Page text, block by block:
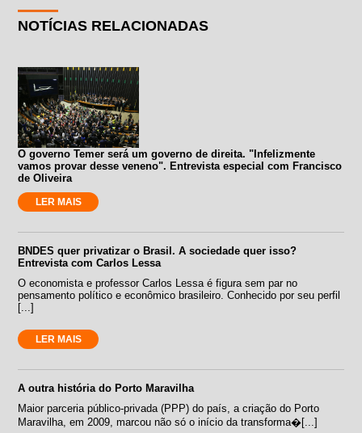
NOTÍCIAS RELACIONADAS
O governo Temer será um governo de direita. "Infelizmente
vamos provar desse veneno". Entrevista especial com Francisco
de Oliveira
LER MAIS
BNDES quer privatizar o Brasil. A sociedade quer isso?
Entrevista com Carlos Lessa
O economista e professor Carlos Lessa é figura sem par no
pensamento político e econômico brasileiro. Conhecido por seu perfil
[...]
LER MAIS
A outra história do Porto Maravilha
Maior parceria público-privada (PPP) do país, a criação do Porto
Maravilha, em 2009, marcou não só o início da transforma�[...]